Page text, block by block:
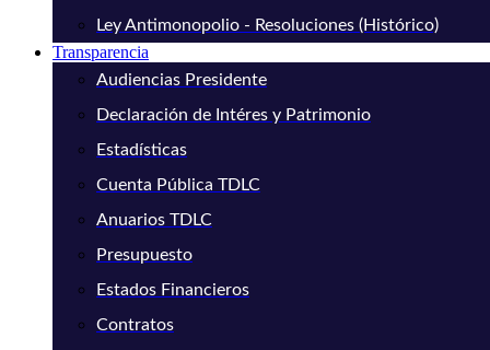
Ley Antimonopolio - Resoluciones (Histórico)
Transparencia
Audiencias Presidente
Declaración de Intéres y Patrimonio
Estadísticas
Cuenta Pública TDLC
Anuarios TDLC
Presupuesto
Estados Financieros
Contratos